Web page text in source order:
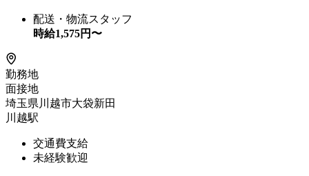
配送・物流スタッフ
時給1,575円〜
勤務地
面接地
埼玉県川越市大袋新田
川越駅
交通費支給
未経験歓迎